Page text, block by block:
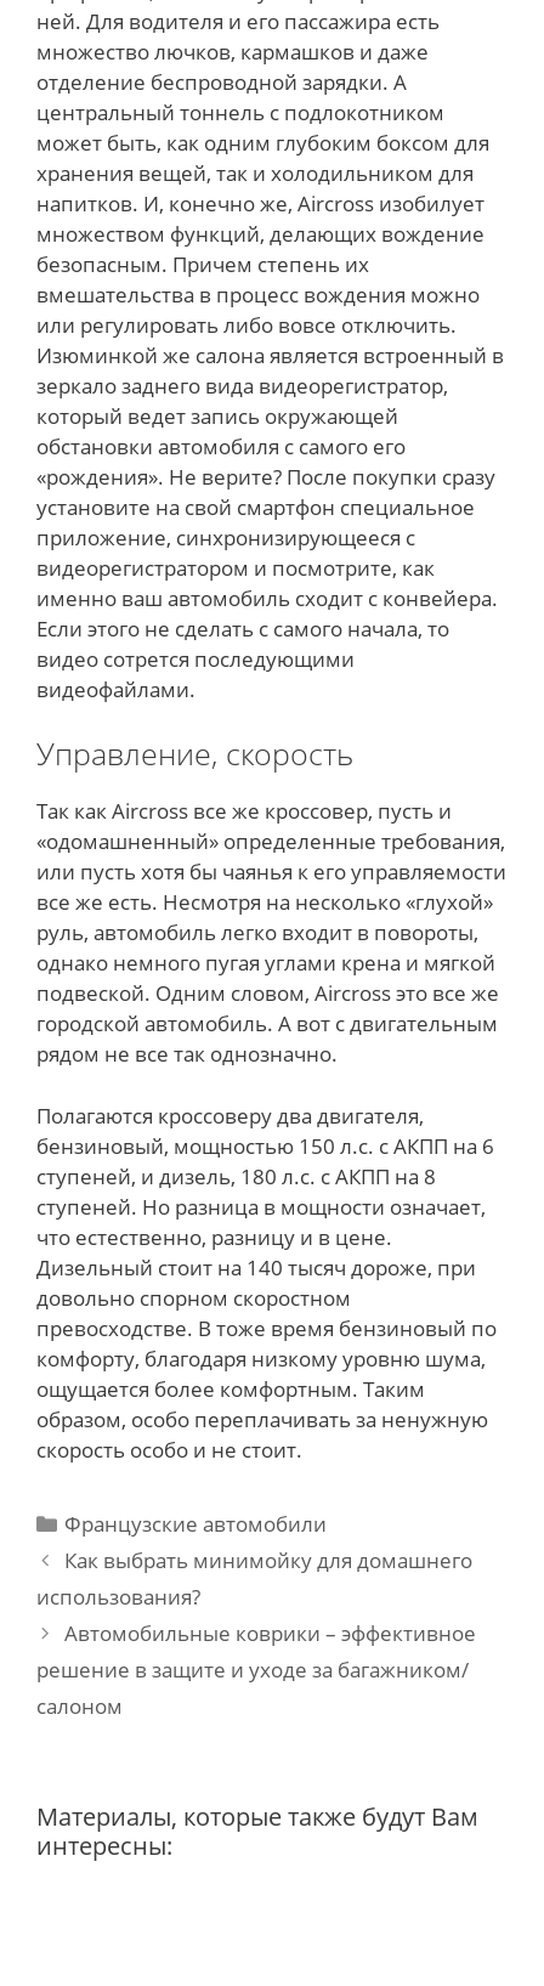
ней. Для водителя и его пассажира есть
множество лючков, кармашков и даже
отделение беспроводной зарядки. А
центральный тоннель с подлокотником
может быть, как одним глубоким боксом для
хранения вещей, так и холодильником для
напитков. И, конечно же, Aircross изобилует
множеством функций, делающих вождение
безопасным. Причем степень их
вмешательства в процесс вождения можно
или регулировать либо вовсе отключить.
Изюминкой же салона является встроенный в
зеркало заднего вида видеорегистратор,
который ведет запись окружающей
обстановки автомобиля с самого его
«рождения». Не верите? После покупки сразу
установите на свой смартфон специальное
приложение, синхронизирующееся с
видеорегистратором и посмотрите, как
именно ваш автомобиль сходит с конвейера.
Если этого не сделать с самого начала, то
видео сотрется последующими
видеофайлами.
Управление, скорость
Так как Aircross все же кроссовер, пусть и
«одомашненный» определенные требования,
или пусть хотя бы чаянья к его управляемости
все же есть. Несмотря на несколько «глухой»
руль, автомобиль легко входит в повороты,
однако немного пугая углами крена и мягкой
подвеской. Одним словом, Aircross это все же
городской автомобиль. А вот с двигательным
рядом не все так однозначно.
Полагаются кроссоверу два двигателя,
бензиновый, мощностью 150 л.с. с АКПП на 6
ступеней, и дизель, 180 л.с. с АКПП на 8
ступеней. Но разница в мощности означает,
что естественно, разницу и в цене.
Дизельный стоит на 140 тысяч дороже, при
довольно спорном скоростном
превосходстве. В тоже время бензиновый по
комфорту, благодаря низкому уровню шума,
ощущается более комфортным. Таким
образом, особо переплачивать за ненужную
скорость особо и не стоит.
Categories
Французские автомобили
Post
navigation
Как выбрать минимойку для домашнего
использования?
Автомобильные коврики – эффективное
решение в защите и уходе за багажником/
салоном
Материалы, которые также будут Вам
интересны: